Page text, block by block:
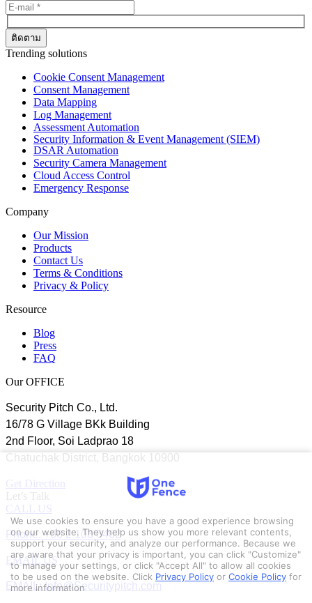
Trending solutions
Cookie Consent Management
Consent Management
Data Mapping
Log Management
Assessment Automation
Security Information & Event Management (SIEM)
DSAR Automation
Security Camera Management
Cloud Access Control
Emergency Response
Company
Our Mission
Products
Contact Us
Terms & Conditions
Privacy & Policy
Resource
Blog
Press
FAQ
Our OFFICE
Security Pitch Co., Ltd.
16/78 G Village BKk Building
2nd Floor, Soi Ladprao 18
Chatuchak District, Bangkok 10900
Get Direction
Let’s Talk
CALL US
Phone: +66 2 103 6462
EMAIL US
EMAIL: Info@Securitypitch.com
We use cookies to ensure you have a good experience browsing
on our website. They help us show you more relevant contents,
support your security, and analyze our performance. Because we
are aware that your privacy is important, you can click "Customize"
to manage your settings, or click "Accept All" to allow all cookies
to be used on the website. Click Privacy Policy or Cookie Policy for
more information